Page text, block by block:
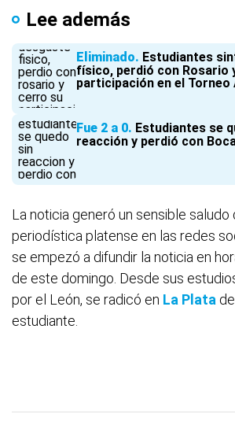
Lee además
Eliminado Estudiantes
físico, perdió con Rosario
participación en el
Fue 2 a 0 Estudiantes se
reacción y perdió con
La noticia generó un sensible saludo
periodística platense en las redes
se empezó a difundir la noticia en
de este domingo. Desde sus
por el León, se radicó en La Plata
estudiante.